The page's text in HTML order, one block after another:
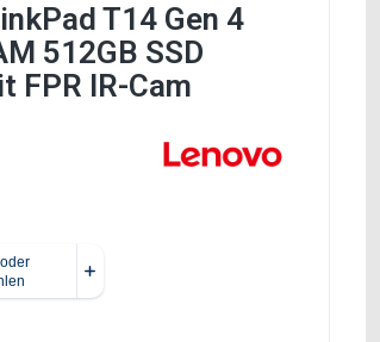
T14 Gen 4
512GB SSD
FPR IR-Cam